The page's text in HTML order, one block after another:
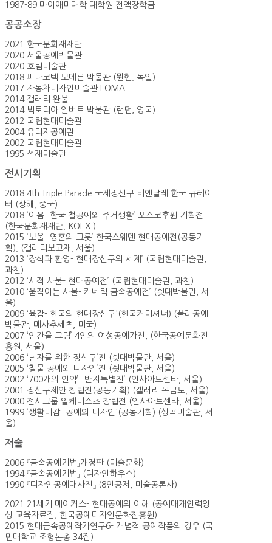
1987-89 마이애미대학 대학원 전액장학금
공공소장
2021 한국문화재재단
2020 서울공예박물관
2020 호림미술관
2018 피나코텍 모데른 박물관 (뮌헨, 독일)
2017 자동차디자인미술관 FOMA
2014 갤러리 완물
2014 빅토리아 알버트 박물관 (런던, 영국)
2012 국립현대미술관
2004 유리지공예관
2002 국립현대미술관
1995 선재미술관
전시기획
2018 4th Triple Parade 국제장신구 비엔날레 한국 큐레이
터 (상해, 중국)
2018 ‘이음- 한국 철공예와 주거생활’ 포스코후원 기획전
(한국문화재재단, KOEX )
2015 ‘보울- 영혼의 그릇’ 한국스웨덴 현대공예전(공동기
획), (갤러리보고재, 서울)
2013 ‘장식과 환영- 현대장신구의 세계’ (국립현대미술관,
과천)
2012 ‘시적 사물- 현대공예전’ (국립현대미술관, 과천)
2010 ‘움직이는 사물- 키네틱 금속공예전’ (쇳대박물관, 서
울)
2009 ‘육감- 한국의 현대장신구'(한국커미셔너) (풀러공예
박물관, 메사추세츠, 미국)
2007 ‘인간을 그림’ 4인의 여성공예가전, (한국공예문화진
흥원, 서울)
2006 ‘남자를 위한 장신구’전 (쇳대박물관, 서울)
2005 ‘철물 공예와 디자인’전 (쇳대박물관, 서울)
2002 ‘700개의 언약’- 반지특별전’ (인사아트센타, 서울)
2001 장신구제안 창립전(공동기획) (갤러리 목금토, 서울)
2000 전시그룹 알케미스츠 창립전 (인사아트센타, 서울)
1999 ‘생활미감- 공예와 디자인'(공동기획) (성곡미술관, 서
울)
저술
2006 『금속공예기법』개정판 (미술문화)
1994 『금속공예기법』 (디자인하우스)
1990 『디자인공예대사전』 (8인공저, 미술공론사)
2021 21세기 메이커스- 현대공예의 이해 (공예매개인력양
성 교육자료집, 한국공예디자인문화진흥원)
2015 현대금속공예작가연구6- 개념적 공예작품의 경우 (국
민대학교 조형논총 34집)